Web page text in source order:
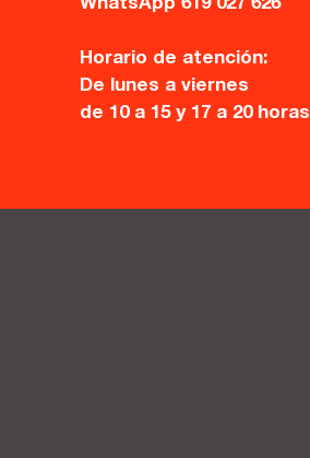
WhatsApp 619 027 626
Horario de atención:
De lunes a viernes
de 10 a 15 y 17 a 20 horas